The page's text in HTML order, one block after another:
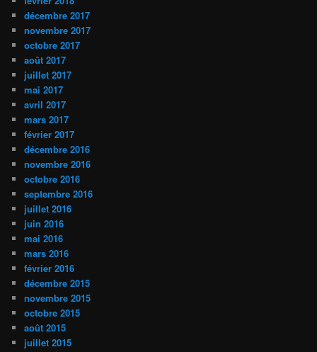
décembre 2017
novembre 2017
octobre 2017
août 2017
juillet 2017
mai 2017
avril 2017
mars 2017
février 2017
décembre 2016
novembre 2016
octobre 2016
septembre 2016
juillet 2016
juin 2016
mai 2016
mars 2016
février 2016
décembre 2015
novembre 2015
octobre 2015
août 2015
juillet 2015